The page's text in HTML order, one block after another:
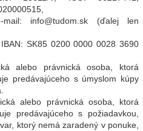
info@tudom.sk (ďalej len
SK85 0200 0000 0028 3690
alebo právnická osoba, ktorá
predávajúceho s úmyslom kúpy
alebo právnická osoba, ktorá
predávajúceho s požiadavkou,
ktorý nemá zaradený v ponuke,